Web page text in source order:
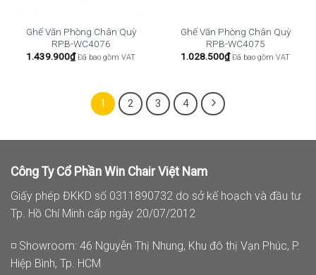
Ghế Văn Phòng Chân Quỳ
RPB-WC4076
1.439.900₫ Đã bao gồm VAT
Ghế Văn Phòng Chân Quỳ
RPB-WC4075
1.028.500₫ Đã bao gồm VAT
1 2 3 4
Công Ty Cổ Phần Win Chair Việt Nam
Giấy phép ĐKKD số 0311890732 do sở kế hoạch và đầu tư
Tp. Hồ Chí Minh cấp ngày 20/07/2012
◽ Showroom: 46 Nguyễn Thị Nhung, Khu đô thị Vạn Phúc, P.
Hiệp Bình, Tp. HCM